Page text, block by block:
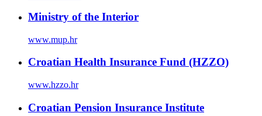
Ministry of the Interior
www.mup.hr
Croatian Health Insurance Fund (HZZO)
www.hzzo.hr
Croatian Pension Insurance Institute